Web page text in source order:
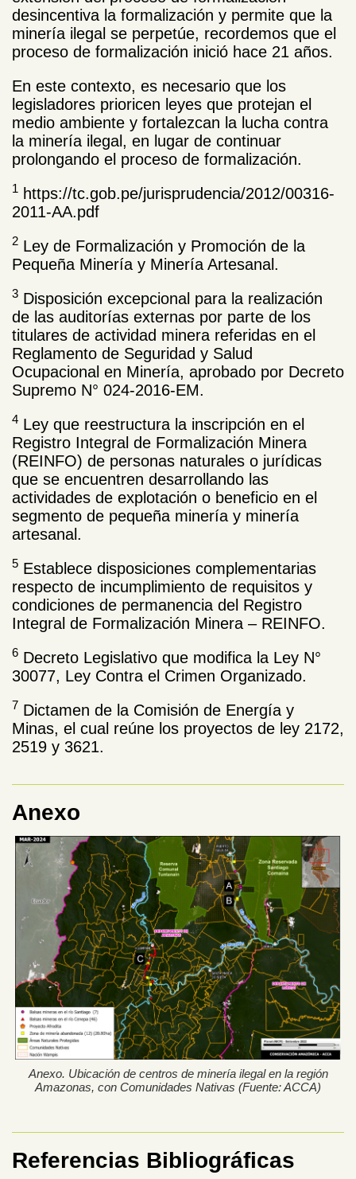
desincentiva la formalización y permite que la
minería ilegal se perpetúe, recordemos que el
proceso de formalización inició hace 21 años.
En este contexto, es necesario que los
legisladores prioricen leyes que protejan el
medio ambiente y fortalezcan la lucha contra
la minería ilegal, en lugar de continuar
prolongando el proceso de formalización.
1 https://tc.gob.pe/jurisprudencia/2012/00316-
2011-AA.pdf
2 Ley de Formalización y Promoción de la
Pequeña Minería y Minería Artesanal.
3 Disposición excepcional para la realización
de las auditorías externas por parte de los
titulares de actividad minera referidas en el
Reglamento de Seguridad y Salud
Ocupacional en Minería, aprobado por Decreto
Supremo N° 024-2016-EM.
4 Ley que reestructura la inscripción en el
Registro Integral de Formalización Minera
(REINFO) de personas naturales o jurídicas
que se encuentren desarrollando las
actividades de explotación o beneficio en el
segmento de pequeña minería y minería
artesanal.
5 Establece disposiciones complementarias
respecto de incumplimiento de requisitos y
condiciones de permanencia del Registro
Integral de Formalización Minera – REINFO.
6 Decreto Legislativo que modifica la Ley N°
30077, Ley Contra el Crimen Organizado.
7 Dictamen de la Comisión de Energía y
Minas, el cual reúne los proyectos de ley 2172,
2519 y 3621.
Anexo
Anexo. Ubicación de centros de minería ilegal en la región
Amazonas, con Comunidades Nativas (Fuente: ACCA)
Referencias Bibliográficas